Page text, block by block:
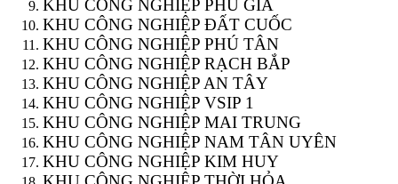
KHU CÔNG NGHIỆP PHÚ GIA
KHU CÔNG NGHIỆP ĐẤT CUỐC
KHU CÔNG NGHIỆP PHÚ TÂN
KHU CÔNG NGHIỆP RẠCH BẮP
KHU CÔNG NGHIỆP AN TÂY
KHU CÔNG NGHIỆP VSIP 1
KHU CÔNG NGHIỆP MAI TRUNG
KHU CÔNG NGHIỆP NAM TÂN UYÊN
KHU CÔNG NGHIỆP KIM HUY